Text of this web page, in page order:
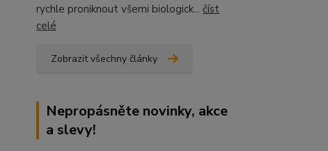
rychle proniknout všemi biologick... číst
celé
Zobrazit všechny články
Nepropásněte novinky, akce
a slevy!